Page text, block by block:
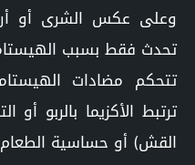
وعلى عكس الشرى أو
تتحكم مضادات
ترتبط الأكزيما بالربو
القش) أو حساسية